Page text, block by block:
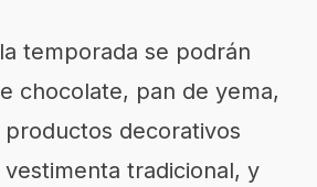
temporada se podrán
chocolate, pan de yema,
productos decorativos
tradicional, y